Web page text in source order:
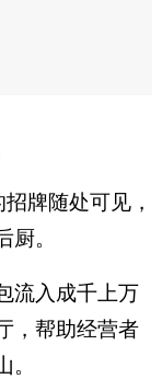
牌随处可见，
。
流入成千上万
，帮助经营者